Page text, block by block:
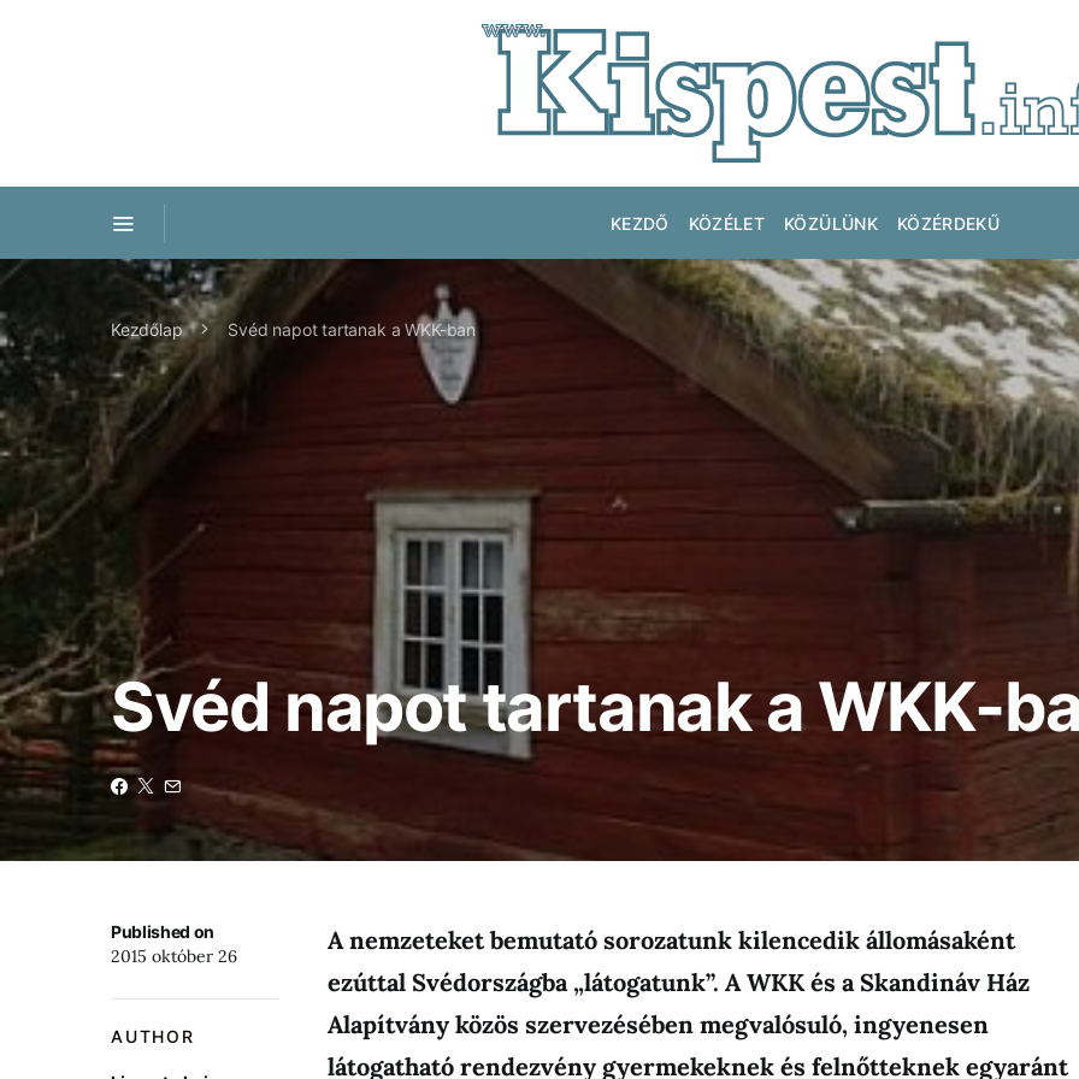
KEZDŐ KÖZÉLET KÖZÜLÜNK KÖZÉRDEKŰ
Kezdőlap Svéd napot tartanak a WKK-ban
Svéd napot tartanak a WKK-
Published on
2015 október 26
AUTHOR
A nemzeteket bemutató sorozatunk kilencedik állomásaként
ezúttal Svédországba „látogatunk”. A WKK és a Skandináv Ház
Alapítvány közös szervezésében megvalósuló, ingyenesen
látogatható rendezvény gyermekeknek és felnőtteknek egyaránt